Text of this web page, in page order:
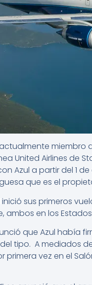
United Airlines de
Azul a partir del 1
que es el
inició sus primeros
ambos en los
que Azul había
tipo. A mediados
vez en el